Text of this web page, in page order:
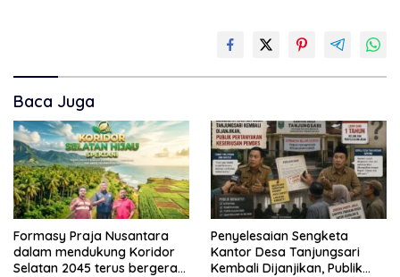
Baca Juga
Formasy Praja Nusantara
dalam mendukung Koridor
Selatan 2045 terus bergerak
Penyelesaian Sengketa
Kantor Desa Tanjungsari
Kembali Dijanjikan, Publik